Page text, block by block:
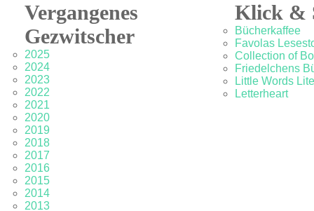
Vergangenes
Gezwitscher
2025
2024
2023
2022
2021
2020
2019
2018
2017
2016
2015
2014
2013
Klick &
Bücherkaffee
Favolas
Collection of
Friedelchens
Little Words
Letterheart